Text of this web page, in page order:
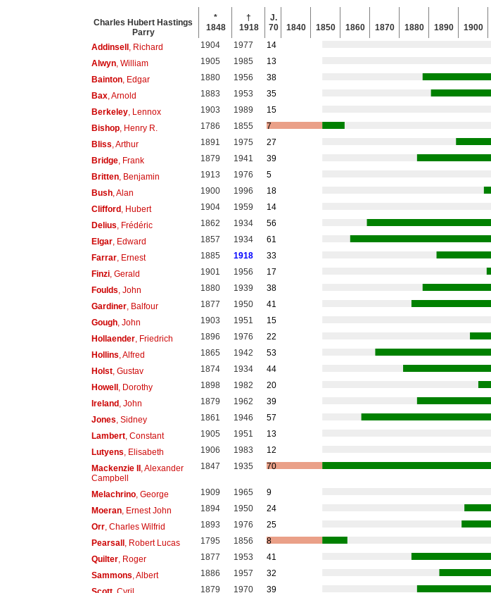
Charles Hubert Hastings
Parry
*
1848
†
1918
J.
70
1840 1850 1860 1870 1880 1890 1900
Addinsell, Richard 1904 1977
14
Alwyn, William 1905 1985
13
Bainton, Edgar 1880 1956
38
Bax, Arnold 1883 1953
35
Berkeley, Lennox 1903 1989
15
Bishop, Henry R. 1786 1855
7
Bliss , Arthur 1891 1975
27
Bridge, Frank 1879 1941
39
Britten, Benjamin 1913 1976
5
Bush, Alan 1900 1996
18
Clifford, Hubert 1904 1959
14
Delius , Frédéric 1862 1934
56
Elgar, Edward 1857 1934
61
Farrar, Ernest 1885 1918
33
Finzi, Gerald 1901 1956
17
Foulds , John 1880 1939
38
Gardiner, Balfour 1877 1950
41
Gough, John 1903 1951
15
Hollaender, Friedrich 1896 1976
22
Hollins , Alfred 1865 1942
53
Holst, Gustav 1874 1934
44
Howell, Dorothy 1898 1982
20
Ireland, John 1879 1962
39
Jones , Sidney 1861 1946
57
Lambert, Constant 1905 1951
13
Lutyens , Elisabeth 1906 1983
12
Mackenzie II, Alexander
Campbell
1847 1935 70
Melachrino, George 1909 1965
9
Moeran, Ernest John 1894 1950
24
Orr, Charles Wilfrid 1893 1976
25
Pearsall, Robert Lucas 1795 1856
8
Quilter, Roger 1877 1953
41
Sammons , Albert 1886 1957
32
1879 1970 39